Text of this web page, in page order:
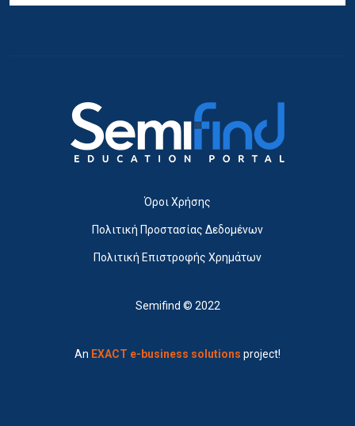
Όροι Χρήσης
Πολιτική Προστασίας Δεδομένων
Πολιτική Επιστροφής Χρημάτων
Semifind © 2022
An EXACT e-business solutions project!